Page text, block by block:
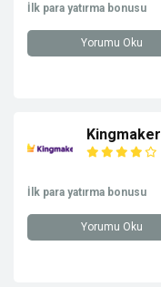
İlk para yatırma bonusu
Yorumu Oku
Kingmaker
İlk para yatırma bonusu
Yorumu Oku